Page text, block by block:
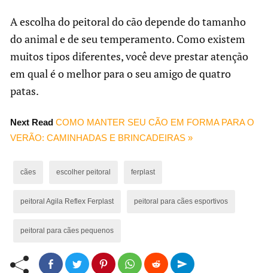
A escolha do peitoral do cão depende do tamanho
do animal e de seu temperamento. Como existem
muitos tipos diferentes, você deve prestar atenção
em qual é o melhor para o seu amigo de quatro
patas.
Next Read COMO MANTER SEU CÃO EM FORMA PARA O
VERÃO: CAMINHADAS E BRINCADEIRAS »
cães escolher peitoral ferplast
peitoral Agila Reflex Ferplast peitoral para cães esportivos
peitoral para cães pequenos